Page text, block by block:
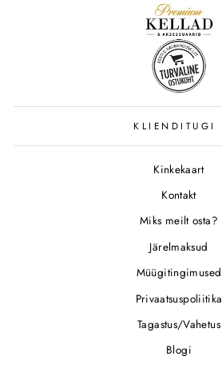
KLIENDITUGI
Kinkekaart
Kontakt
Miks meilt osta?
Järelmaksud
Müügitingimused
Privaatsuspoliitika
Tagastus/Vahetus
Blogi